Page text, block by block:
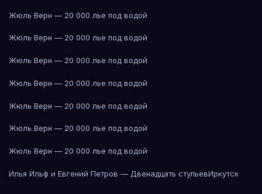
Жюль Верн — 20 000 лье под водой
Жюль Верн — 20 000 лье под водой
Жюль Верн — 20 000 лье под водой
Жюль Верн — 20 000 лье под водой
Жюль Верн — 20 000 лье под водой
Жюль Верн — 20 000 лье под водой
Жюль Верн — 20 000 лье под водой
Илья Ильф и Евгений Петров — Двенадцать стульевИркутск